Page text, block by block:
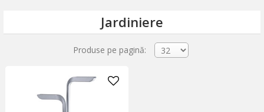
Jardiniere
Produse pe pagină: